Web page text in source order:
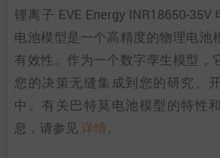
锂离子 EVE Energy INR18650-35V
电池模型是一个高精度的物理电池
有效性。作为一个数字孪生模型，
您的决策无缝集成到您的研究、
中。有关巴特莫电池模型的特性
息，请参见 详情。